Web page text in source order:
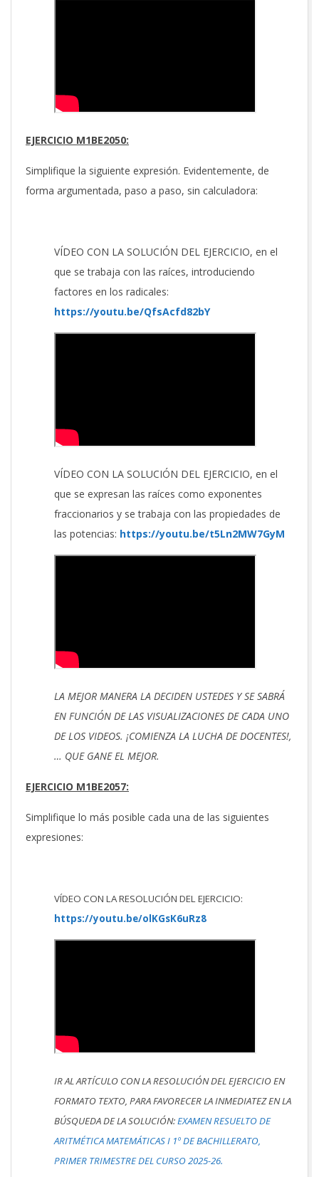
EJERCICIO M1BE2050:
Simplifique la siguiente expresión. Evidentemente, de
forma argumentada, paso a paso, sin calculadora:
VÍDEO CON LA SOLUCIÓN DEL EJERCICIO, en el
que se trabaja con las raíces, introduciendo
factores en los radicales:
https://youtu.be/QfsAcfd82bY
VÍDEO CON LA SOLUCIÓN DEL EJERCICIO, en el
que se expresan las raíces como exponentes
fraccionarios y se trabaja con las propiedades de
las potencias: https://youtu.be/t5Ln2MW7GyM
LA MEJOR MANERA LA DECIDEN USTEDES Y SE SABRÁ
EN FUNCIÓN DE LAS VISUALIZACIONES DE CADA UNO
DE LOS VIDEOS. ¡COMIENZA LA LUCHA DE DOCENTES!,
… QUE GANE EL MEJOR.
EJERCICIO M1BE2057:
Simplifique lo más posible cada una de las siguientes
expresiones:
VÍDEO CON LA RESOLUCIÓN DEL EJERCICIO:
https://youtu.be/olKGsK6uRz8
IR AL ARTÍCULO CON LA RESOLUCIÓN DEL EJERCICIO EN
FORMATO TEXTO, PARA FAVORECER LA INMEDIATEZ EN LA
BÚSQUEDA DE LA SOLUCIÓN:EXAMEN RESUELTO DE
ARITMÉTICA MATEMÁTICAS I 1º DE BACHILLERATO,
PRIMER TRIMESTRE DEL CURSO 2025-26.